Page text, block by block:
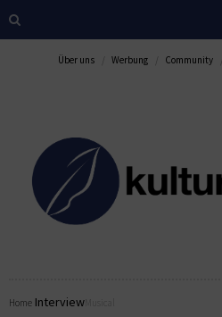
Über uns Werbung Community
Home Interview